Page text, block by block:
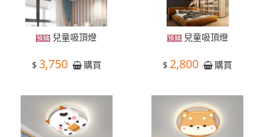
兒童吸頂燈
$ 3,750 購買
兒童吸頂燈
$ 2,800 購買